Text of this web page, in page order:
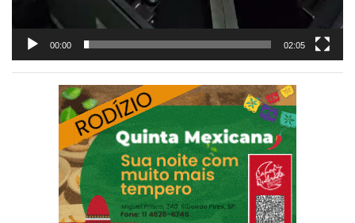
00:00 02:05